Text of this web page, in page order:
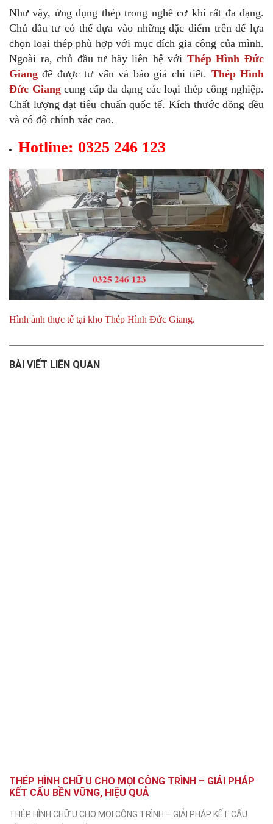
Như vậy, ứng dụng thép trong nghề cơ khí rất đa dạng.
Chủ đầu tư có thể dựa vào những đặc điểm trên để lựa
chọn loại thép phù hợp với mục đích gia công của mình.
Ngoài ra, chủ đầu tư hãy liên hệ với Thép Hình Đức
Giang để được tư vấn và báo giá chi tiết. Thép Hình
Đức Giangcung cấp đa dạng các loại thép công nghiệp.
Chất lượng đạt tiêu chuẩn quốc tế. Kích thước đồng đều
và có độ chính xác cao.
Hotline: 0325 246 123
Hình ảnh thực tế tại kho Thép Hình Đức Giang.
BÀI VIẾT LIÊN QUAN
THÉP HÌNH CHỮ U CHO MỌI CÔNG TRÌNH – GIẢI PHÁP
KẾT CẤU BỀN VỮNG, HIỆU QUẢ
THÉP HÌNH CHỮ U CHO MỌI CÔNG TRÌNH – GIẢI PHÁP KẾT CẤU